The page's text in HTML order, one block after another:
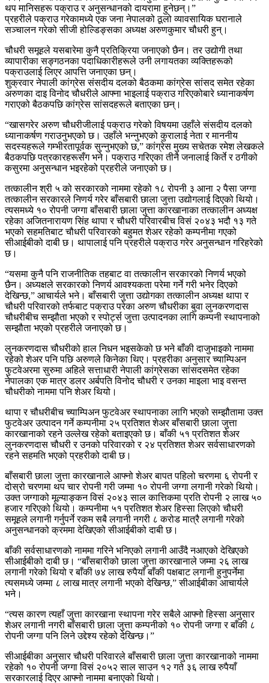
थप मानिसहरू पक्राउ र अनुसन्धानको दायरामा हुनेछन्।”
प्रहरीले पक्राउ गरेकामध्ये एक जना नेपालको ठूलो व्यावसायिक घरानाले
सञ्चालन गरेको सीजी होल्डिङ्सका अध्यक्ष अरुणकुमार चौधरी हुन्।
चौधरी समूहले यसबारेमा कुनै प्रतिक्रिया जनाएको छैन। तर उद्योगी तथा
व्यापारीका सङ्गठनका पदाधिकारीहरूले उनी लगायतका व्यक्तिहरूको
पक्राउलाई लिएर आपत्ति जनाएका छन्।
शुक्रवार नेपाली कांग्रेस संसदीय दलको बैठकमा कांग्रेस सांसद समेत रहेका
अरुणका दाइ विनोद चौधरीले आफ्ना भाइलाई पक्राउ गरिएकोबारे ध्यानाकर्षण
गराएको बैठकपछि कांग्रेस सांसदहरूले बताएका छन्।
“खासगरेर अरुण चौधरीजीलाई पक्राउ गरेको विषयमा उहाँले संसदीय दलको
ध्यानाकर्षण गराउनुभएको छ। उहाँले भन्नुभएको कुरालाई नेता र माननीय
सदस्यहरूले गम्भीरतापूर्वक सुन्नुभएको छ,” कांग्रेस मुख्य सचेतक रमेश लेखकले
बैठकपछि पत्रकारहरूसँग भने। पक्राउ गरिएका तीनै जनालाई किर्ते र ठगीको
कसुरमा अनुसन्धान भइरहेको प्रहरीले जनाएको छ।
तत्कालीन श्री ५ को सरकारको नाममा रहेको १८ रोपनी ३ आना २ पैसा जग्गा
तत्कालीन सरकारले निणर्य गरेर बाँसबारी छाला जुत्ता उद्योगलाई दिएको थियो।
त्यसमध्ये १० रोपनी जग्गा बाँसबारी छाला जुत्ता कारखानाका तत्कालीन अध्यक्ष
रहेका अजितनारायण सिंह थापा र चौधरी परिवारबीच विसं २०४३ भदौ १३ गते
भएको सहमतिबाट चौधरी परिवारको बहुमत शेअर रहेको कम्पनीमा गएको
सीआईबीको दाबी छ। थापालाई पनि प्रहरीले पक्राउ गरेर अनुसन्धान गरिहरेको
छ।
“यसमा कुनै पनि राजनीतिक तहबाट वा तत्कालीन सरकारको निणर्य भएको
छैन। अध्यक्षले सरकारको निणर्य आवश्यकता परेमा गर्ने गरी भनेर दिएको
देखिन्छ,” आचार्यले भने। बाँसबारी जुत्ता उद्योगका तत्कालीन अध्यक्ष थापा र
चौधरी परिवारको तर्फबाट पक्राउ परेका अरुण चौधरीका बुवा लुनकरणदास
चौधरीबीच सम्झौता भएको र स्पोर्ट्स जुत्ता उत्पादनका लागि कम्पनी स्थापनाको
सम्झौता भएको प्रहरीले जनाएको छ।
लुनकरणदास चौधरीको हाल निधन भइसकेको छ भने बाँकी दाजुभाइको नाममा
रहेको शेअर पनि पछि अरुणले किनेका थिए। प्रहरीका अनुसार च्याम्पिअन
फुटवेअरमा सुरुमा अहिले सत्ताधारी नेपाली कांग्रेसका सांसदसमेत रहेका
नेपालका एक मात्र डलर अर्बपति विनोद चौधरी र उनका माइला भाइ वसन्त
चौधरीको नाममा पनि शेअर थियो।
थापा र चौधरीबीच च्याम्पिअन फुटवेअर स्थापनाका लागि भएको सम्झौतामा उक्त
फुटवेअर उत्पादन गर्ने कम्पनीमा २५ प्रतिशत शेअर बाँसबारी छाला जुत्ता
कारखानाको रहने उल्लेख रहेको बताइएको छ। बाँकी ५१ प्रतिशत शेअर
लुनकरणदास चौधरी र उनको परिवारको र २४ प्रतिशत शेअर सर्वसाधारणको
रहने सहमति भएको प्रहरीको दाबी छ।
बाँसबारी छाला जुत्ता कारखानाले आफ्नो शेअर बापत पहिलो चरणमा ६ रोपनी र
दोस्रो चरणमा थप चार रोपनी गरी जम्मा १० रोपनी जग्गा लगानी गरेको थियो।
उक्त जग्गाको मूल्याङ्कन विसं २०४३ साल कात्तिकमा प्रति रोपनी २ लाख ५०
हजार गरिएको थियो। कम्पनीमा ५१ प्रतिशत शेअर हिस्सा लिएको चौधरी
समूहले लगानी गर्नुपर्ने रकम सबै लगानी नगरी ८ करोड मात्रै लगानी गरेको
अनुसन्धानको क्रममा देखिएको सीआईबीको दाबी छ।
बाँकी सर्वसाधारणको नाममा गरिने भनिएको लगानी आउँदै नआएको देखिएको
सीआईबीको दाबी छ। “बाँसबारीको छाला जुत्ता कारखानाले जम्मा २६ लाख
लगानी गरेको थियो र बाँकी ७४ लाख रुपैयाँ बाँकी पक्षबाट लगानी हुनुपर्नेमा
त्यसमध्ये जम्मा ८ लाख मात्र लगानी भएको देखिन्छ,” सीआईबीका आचार्यले
भने।
“त्यस कारण त्यहाँ जुत्ता कारखाना स्थापना गरेर सबैले आफ्नो हिस्सा अनुसार
शेअर लगानी नगरी बाँसबारी छाला जुत्ता कम्पनीको १० रोपनी जग्गा र बाँकी ८
रोपनी जग्गा पनि लिने उद्देश्य रहेको देखिन्छ।”
सीआईबीका अनुसार चौधरी परिवारले बाँसबारी छाला जुत्ता कारखानाको नाममा
रहेको १० रोपनी जग्गा विसं २०५२ साल साउन १२ गते ३६ लाख रुपैयाँ
सरकारलाई दिएर आफ्नो नाममा बनाएको थियो।